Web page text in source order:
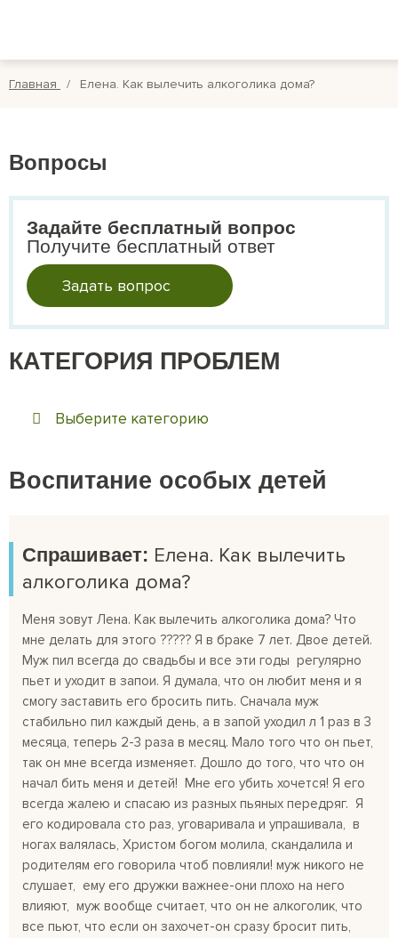
Главная Елена. Как вылечить алкоголика дома?
Вопросы
Задайте бесплатный вопрос
Получите бесплатный ответ
Задать вопрос
КАТЕГОРИЯ ПРОБЛЕМ
Выберите категорию
Воспитание особых детей
Спрашивает: Елена. Как вылечить
алкоголика дома?
Меня зовут Лена. Как вылечить алкоголика дома? Что
мне делать для этого ????? Я в браке 7 лет. Двое детей.
Муж пил всегда до свадьбы и все эти годы регулярно
пьет и уходит в запои. Я думала, что он любит меня и я
смогу заставить его бросить пить. Сначала муж
стабильно пил каждый день, а в запой уходил л 1 раз в 3
месяца, теперь 2-3 раза в месяц. Мало того что он пьет,
так он мне всегда изменяет. Дошло до того, что что он
начал бить меня и детей! Мне его убить хочется! Я его
всегда жалею и спасаю из разных пьяных передряг. Я
его кодировала сто раз, уговаривала и упрашивала, в
ногах валялась, Христом богом молила, скандалила и
родителям его говорила чтоб повлияли! муж никого не
слушает, ему его дружки важнее-они плохо на него
влияют, муж вообще считает, что он не алкоголик, что
все пьют, что если он захочет-он сразу бросит пить,